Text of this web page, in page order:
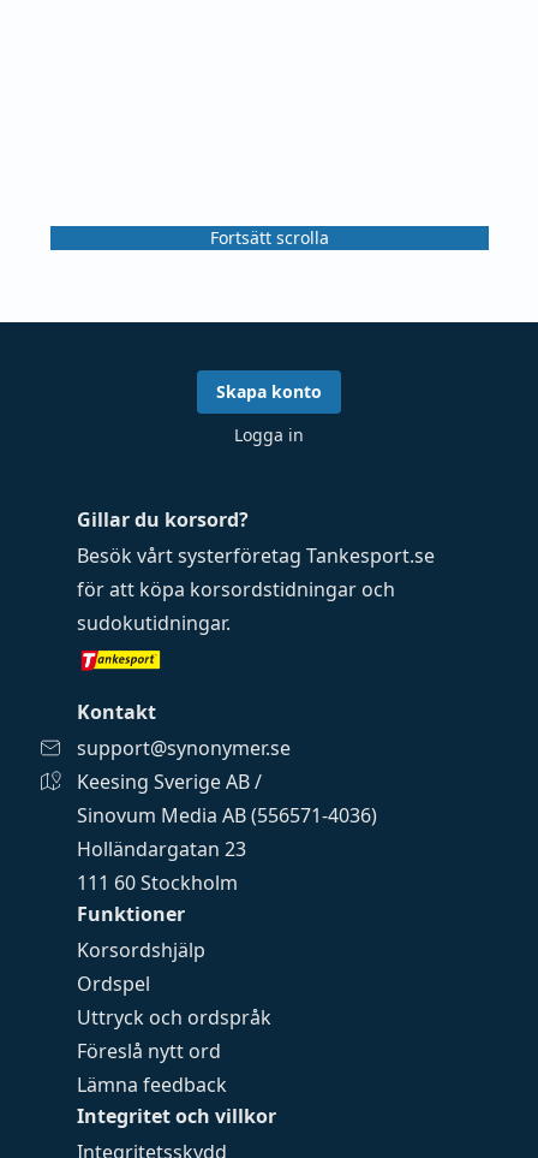
Fortsätt scrolla
Funktioner
Korsordshjälp
Ordspel
Uttryck och ordspråk
Föreslå nytt ord
Lämna feedback
Integritet och villkor
Integritetsskydd
Gillar du korsord?
Besök vårt systerföretag Tankesport.se
för att köpa korsordstidningar och
sudokutidningar.
Kontakt
support@synonymer.se
Keesing Sverige AB /
Sinovum Media AB (556571-4036)
Holländargatan 23
111 60 Stockholm
Skapa konto
Logga in